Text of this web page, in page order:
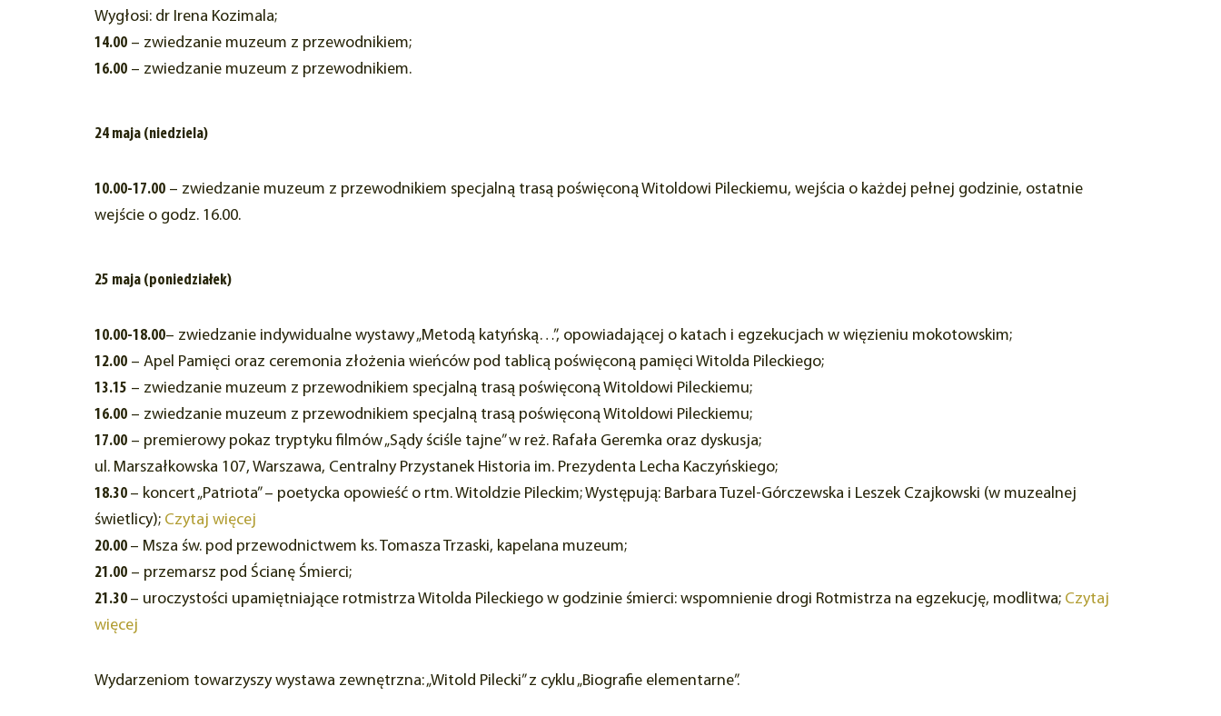
Wygłosi: dr Irena Kozimala;
14.00 – zwiedzanie muzeum z przewodnikiem;
16.00 – zwiedzanie muzeum z przewodnikiem.
24 maja (niedziela)
10.00-17.00 – zwiedzanie muzeum z przewodnikiem specjalną trasą poświęconą Witoldowi Pileckiemu, wejścia o każdej pełnej godzinie, ostatnie
wejście o godz. 16.00.
25 maja (poniedziałek)
10.00-18.00– zwiedzanie indywidualne wystawy „Metodą katyńską…”, opowiadającej o katach i egzekucjach w więzieniu mokotowskim;
12.00 – Apel Pamięci oraz ceremonia złożenia wieńców pod tablicą poświęconą pamięci Witolda Pileckiego;
13.15 – zwiedzanie muzeum z przewodnikiem specjalną trasą poświęconą Witoldowi Pileckiemu;
16.00 – zwiedzanie muzeum z przewodnikiem specjalną trasą poświęconą Witoldowi Pileckiemu;
17.00 – premierowy pokaz tryptyku filmów „Sądy ściśle tajne” w reż. Rafała Geremka oraz dyskusja;
ul. Marszałkowska 107, Warszawa, Centralny Przystanek Historia im. Prezydenta Lecha Kaczyńskiego;
18.30 – koncert „Patriota” – poetycka opowieść o rtm. Witoldzie Pileckim; Występują: Barbara Tuzel-Górczewska i Leszek Czajkowski (w muzealnej
świetlicy); Czytaj więcej
20.00 – Msza św. pod przewodnictwem ks. Tomasza Trzaski, kapelana muzeum;
21.00 – przemarsz pod Ścianę Śmierci;
21.30 – uroczystości upamiętniające rotmistrza Witolda Pileckiego w godzinie śmierci: wspomnienie drogi Rotmistrza na egzekucję, modlitwa; Czytaj
więcej
Wydarzeniom towarzyszy wystawa zewnętrzna: „Witold Pilecki” z cyklu „Biografie elementarne”.